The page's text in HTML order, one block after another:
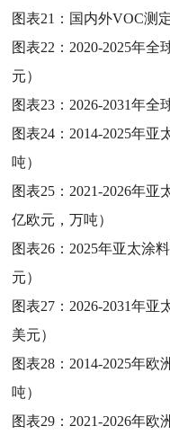
图表21： 国内外VOC测
图表22： 2020-2025年全
元）
图表23： 2026-2031年全
图表24： 2014-2025年亚
吨）
图表25： 2021-2026年亚
亿欧元，万吨）
图表26： 2025年亚太涂
元）
图表27： 2026-2031年
美元）
图表28： 2014-2025年欧
吨）
图表29： 2021-2026年欧